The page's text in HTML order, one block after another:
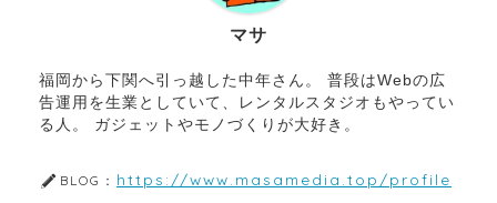
マサ
福岡から下関へ引っ越した中年さん。 普段はWebの広
告運用を生業としていて、レンタルスタジオもやってい
る人。 ガジェットやモノづくりが大好き。
BLOG： https://www.masamedia.top/profile